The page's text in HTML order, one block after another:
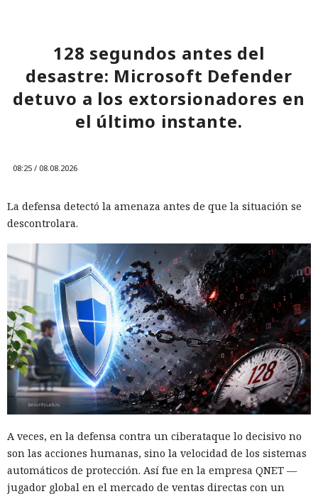
128 segundos antes del
desastre: Microsoft Defender
detuvo a los extorsionadores en
el último instante.
08:25 / 08.08.2026
La defensa detectó la amenaza antes de que la situación se
descontrolara.
A veces, en la defensa contra un ciberataque lo decisivo no
son las acciones humanas, sino la velocidad de los sistemas
automáticos de protección. Así fue en la empresa QNET —
jugador global en el mercado de ventas directas con un